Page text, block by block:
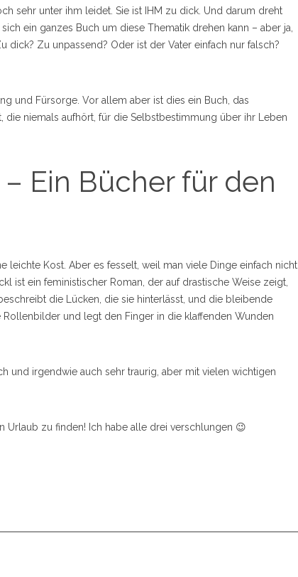
sehr unter ihm leidet. Sie ist IHM zu dick. Und darum dreht
ein ganzes Buch um diese Thematik drehen kann – aber ja,
dick? Zu unpassend? Oder ist der Vater einfach nur falsch?
und Fürsorge. Vor allem aber ist dies ein Buch, das
die niemals aufhört, für die Selbstbestimmung über ihr Leben
Ein Bücher für den
leichte Kost. Aber es fesselt, weil man viele Dinge einfach nicht
ist ein feministischer Roman, der auf drastische Weise zeigt,
die Lücken, die sie hinterlässt, und die bleibende
und legt den Finger in die klaffenden Wunden
und irgendwie auch sehr traurig, aber mit vielen wichtigen
zu finden! Ich habe alle drei verschlungen 😉